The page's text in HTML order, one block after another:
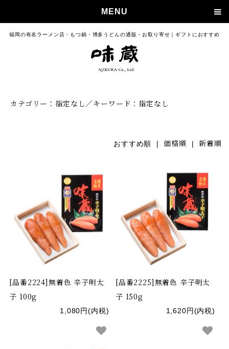
MENU
福岡の有名ラーメン店・もつ鍋・博多うどんの通販・お取り寄せ｜ギフトにおすすめ
カテゴリー：指定なし／キーワード：指定なし
おすすめ順 |価格順 |新着順
[品番2224]無着色 辛子明太
子 100g
1,080円(内税)
[品番2225]無着色 辛子明太
子 150g
1,620円(内税)